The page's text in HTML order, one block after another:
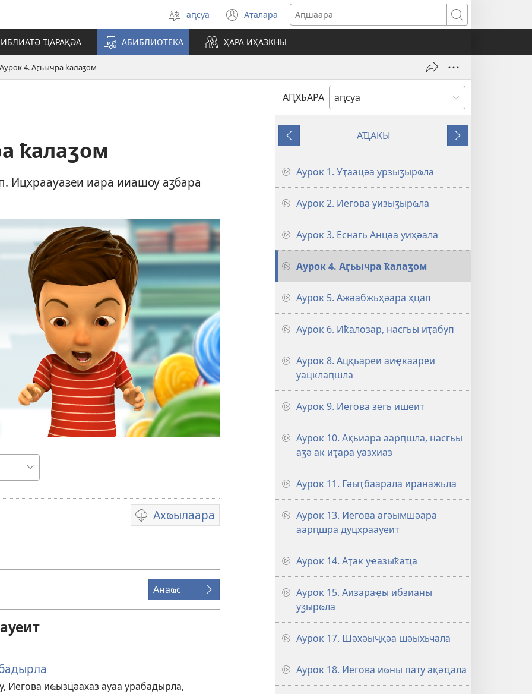
Иалышәх
абызшәа
аԥсуа Аҭалара
(opens
new
window)
Аԥшаара
ҴАРАҚӘА АБИБЛИОТЕКА ҲАРА ИҲАЗКНЫ
Аурок 4. Аӷьычра ҟалаӡом
АԤХЬАРА
ҟалаӡом
Ицхраауазеи иара ииашоу аӡбара
Ахҩылаара
Авидеонҵамҭа
аҭаҩразы
азнеишьақәа
Анаҩс
Иегова иҩызцәахаз ауаа урабадырла,
Шьҭахьҟа
АҴАКЫ
Анаҩс
Аурок 1. Уҭаацәа урзыӡырҩла
Аурок 2. Иегова уизыӡырҩла
Аурок 3. Еснагь Анцәа уиҳәала
Аурок 4. Аӷьычра ҟалаӡом
Аурок 5. Ажәабжьҳәара ҳцап
Аурок 6. Иҟалозар, насгьы иҭабуп
Аурок 8. Ацқьареи аиҿкаареи
уацклаԥшла
Аурок 9. Иегова зегь ишеит
Аурок 10. Ақьиара аарԥшла, насгьы
аӡә ак иҭара уазхиаз
Аурок 11. Гәыҭбаарала иранажьла
Аурок 13. Иегова агәымшәара
аарԥшра дуцхраауеит
Аурок 14. Аҭак уҽазыҟаҵа
Аурок 15. Аизараҿы ибзианы
уӡырҩла
Аурок 17. Шәхәыҷқәа шәыхьчала
Аурок 18. Иегова иҩны пату ақәҵала